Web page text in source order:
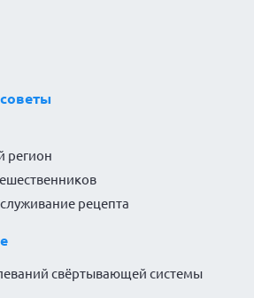
регион
рецепта
свёртывающей системы